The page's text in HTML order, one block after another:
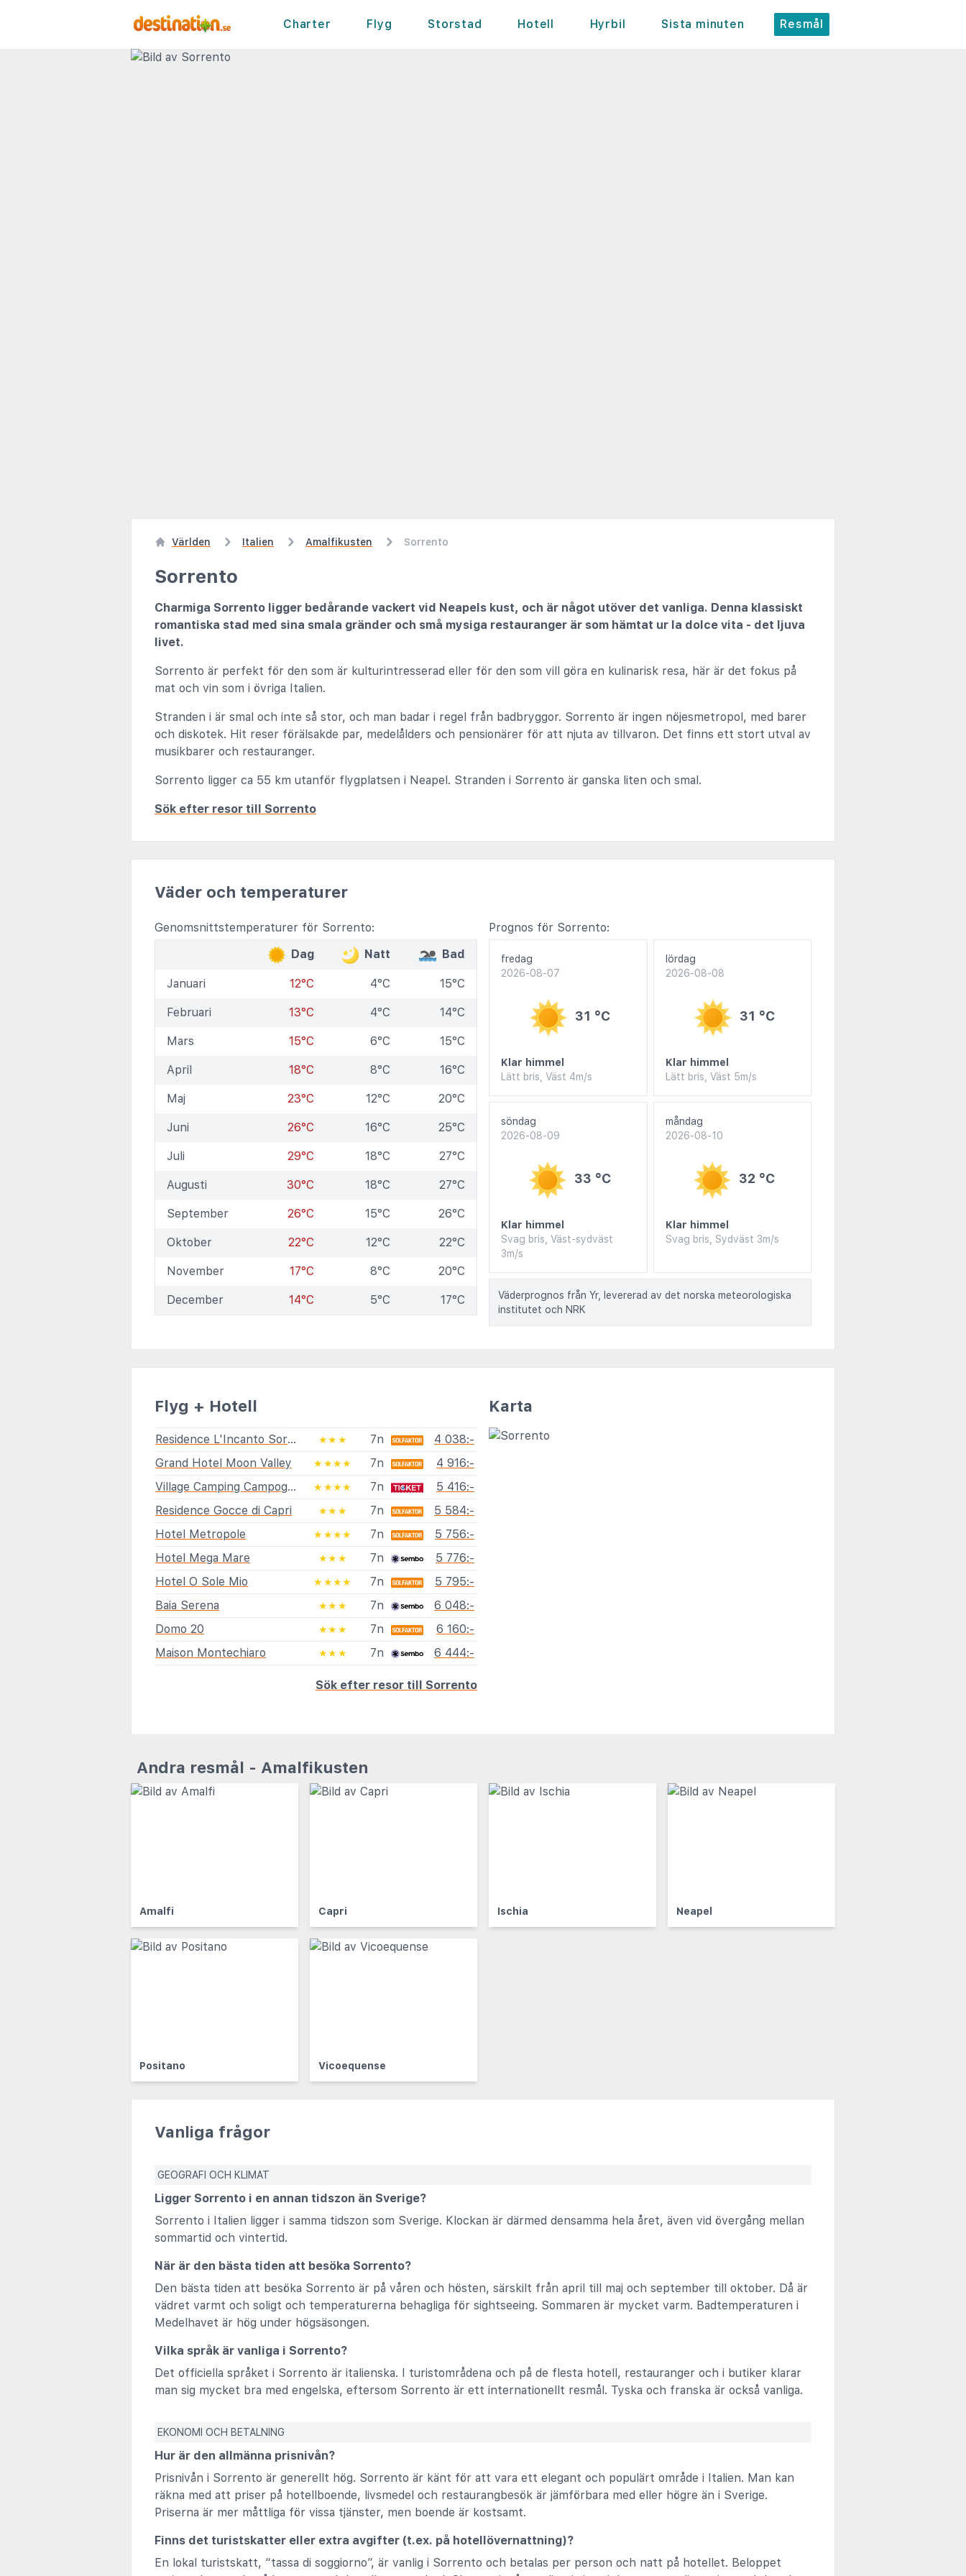
Charter Flyg Storstad Hotell Hyrbil Sista minuten Resmål
Världen Italien Amalfikusten Sorrento
Sorrento
Charmiga Sorrento ligger bedårande vackert vid Neapels kust, och är något utöver det vanliga. Denna klassiskt
romantiska stad med sina smala gränder och små mysiga restauranger är som hämtat ur la dolce vita - det ljuva
livet.
Sorrento är perfekt för den som är kulturintresserad eller för den som vill göra en kulinarisk resa, här är det fokus på
mat och vin som i övriga Italien.
Stranden i är smal och inte så stor, och man badar i regel från badbryggor. Sorrento är ingen nöjesmetropol, med barer
och diskotek. Hit reser förälsakde par, medelålders och pensionärer för att njuta av tillvaron. Det finns ett stort utval av
musikbarer och restauranger.
Sorrento ligger ca 55 km utanför flygplatsen i Neapel. Stranden i Sorrento är ganska liten och smal.
Sök efter resor till Sorrento
Väder och temperaturer
Genomsnittstemperaturer för Sorrento:
Dag
Natt Bad
Januari 12°C 4°C 15°C
Februari 13°C 4°C 14°C
Mars 15°C 6°C 15°C
April 18°C 8°C 16°C
Maj 23°C 12°C 20°C
Juni 26°C 16°C 25°C
Juli 29°C 18°C 27°C
Augusti 30°C 18°C 27°C
September 26°C 15°C 26°C
Oktober 22°C 12°C 22°C
November 17°C 8°C 20°C
December 14°C 5°C 17°C
Prognos för Sorrento:
fredag
2026-08-07
31 °C
Klar himmel
Lätt bris, Väst 4m/s
lördag
2026-08-08
31 °C
Klar himmel
Lätt bris, Väst 5m/s
söndag
2026-08-09
33 °C
Klar himmel
Svag bris, Väst-sydväst
3m/s
måndag
2026-08-10
32 °C
Klar himmel
Svag bris, Sydväst 3m/s
Väderprognos från Yr, levererad av det norska meteorologiska
institutet och NRK
Flyg + Hotell
Residence L'Incanto Sorrento ★★★ 7n
4 038:-
Grand Hotel Moon Valley
★★★★ 7n
4 916:-
Village Camping Campogaio Santafortunata
★★★★ 7n
5 416:-
Residence Gocce di Capri
★★★ 7n
5 584:-
Hotel Metropole
★★★★ 7n
5 756:-
Hotel Mega Mare
★★★ 7n
5 776:-
Hotel O Sole Mio
★★★★ 7n
5 795:-
Baia Serena
★★★ 7n
6 048:-
Domo 20
★★★ 7n
6 160:-
Maison Montechiaro
★★★ 7n 6 444:-
Sök efter resor till Sorrento
Karta
Andra resmål - Amalfikusten
Amalfi Capri Ischia Neapel
Positano Vicoequense
Vanliga frågor
GEOGRAFI OCH KLIMAT
Ligger Sorrento i en annan tidszon än Sverige?
Sorrento i Italien ligger i samma tidszon som Sverige. Klockan är därmed densamma hela året, även vid övergång mellan
sommartid och vintertid.
När är den bästa tiden att besöka Sorrento?
Den bästa tiden att besöka Sorrento är på våren och hösten, särskilt från april till maj och september till oktober. Då är
vädret varmt och soligt och temperaturerna behagliga för sightseeing. Sommaren är mycket varm. Badtemperaturen i
Medelhavet är hög under högsäsongen.
Vilka språk är vanliga i Sorrento?
Det officiella språket i Sorrento är italienska. I turistområdena och på de flesta hotell, restauranger och i butiker klarar
man sig mycket bra med engelska, eftersom Sorrento är ett internationellt resmål. Tyska och franska är också vanliga.
EKONOMI OCH BETALNING
Hur är den allmänna prisnivån?
Prisnivån i Sorrento är generellt hög. Sorrento är känt för att vara ett elegant och populärt område i Italien. Man kan
räkna med att priser på hotellboende, livsmedel och restaurangbesök är jämförbara med eller högre än i Sverige.
Priserna är mer måttliga för vissa tjänster, men boende är kostsamt.
Finns det turistskatter eller extra avgifter (t.ex. på hotellövernattning)?
En lokal turistskatt, “tassa di soggiorno”, är vanlig i Sorrento och betalas per person och natt på hotellet. Beloppet